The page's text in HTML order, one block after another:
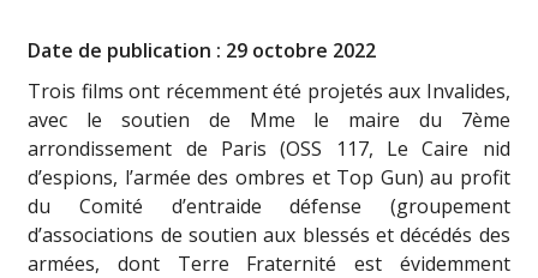
Date de publication : 29 octobre 2022
Trois films ont récemment été projetés aux Invalides,
avec le soutien de Mme le maire du 7ème
arrondissement de Paris (OSS 117, Le Caire nid
d’espions, l’armée des ombres et Top Gun) au profit
du Comité d’entraide défense (groupement
d’associations de soutien aux blessés et décédés des
armées, dont Terre Fraternité est évidemment